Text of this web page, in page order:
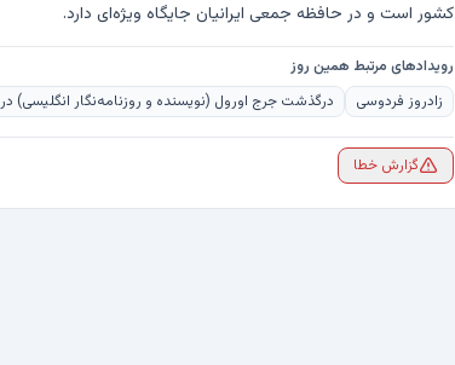
کشور است و در حافظه جمعی ایرانیان جایگاه ویژه‌ای دارد.
رویدادهای مرتبط همین روز
زادروز فردوسی
درگذشت جرج اورول (نویسنده و روزنامه‌نگار انگلیسی) در ۲۱ ژانویه
گزارش خطا